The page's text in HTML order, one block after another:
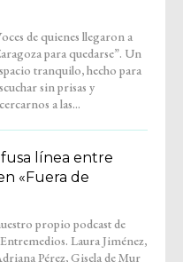
a las...
línea entre
«Fuera de